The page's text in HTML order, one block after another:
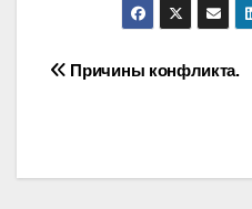
Post
Причины конфликта.